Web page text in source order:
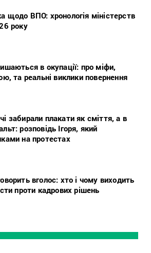
щодо ВПО: хронологія міністерств
року
в окупації: про міфи,
та реальні виклики повернення
забирали плакати як сміття, а в
розповідь Ігоря, який
на протестах
вголос: хто і чому виходить
проти кадрових рішень